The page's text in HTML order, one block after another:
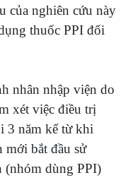
của nghiên cứu này
thuốc PPI đối
nhân nhập viện do
xét việc điều trị
3 năm kể từ khi
mới bắt đầu sử
(nhóm dùng PPI)